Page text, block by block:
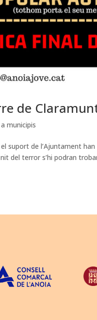
de
municipis
suport de l’Ajuntament
nit del terror s’hi podran